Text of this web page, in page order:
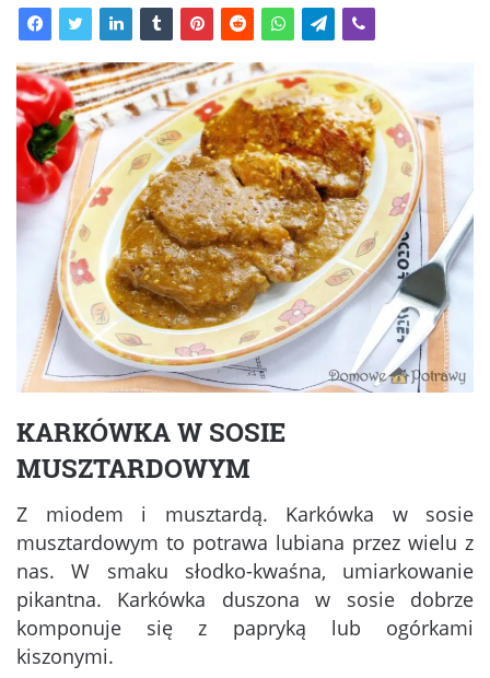
KARKÓWKA W SOSIE
MUSZTARDOWYM
Z miodem i musztardą. Karkówka w sosie
musztardowym to potrawa lubiana przez wielu z
nas. W smaku słodko-kwaśna, umiarkowanie
pikantna. Karkówka duszona w sosie dobrze
komponuje się z papryką lub ogórkami
kiszonymi.